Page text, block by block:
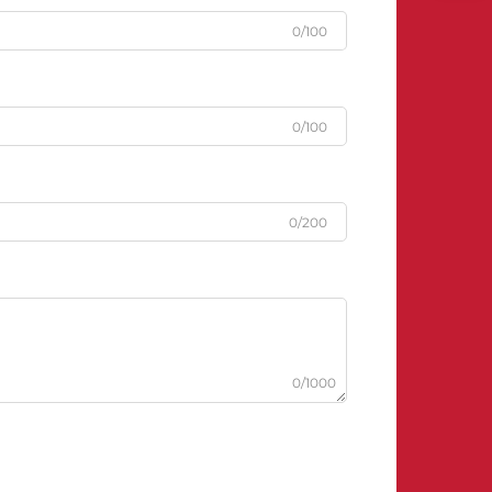
0/100
0/100
0/200
0/1000